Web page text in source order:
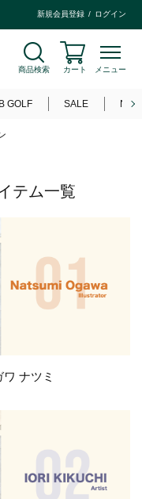
新規会員登録 ログイン
商品検索 カート メニュー
GOLF SALE
テム一覧
ナツミ